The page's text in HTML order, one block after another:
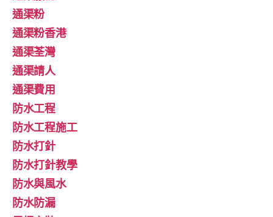
通渠粉
通渠粉香港
通渠荃灣
通渠請人
通渠費用
防水工程
防水工程施工
防水打針
防水打針教學
防水與風水
防水防漏